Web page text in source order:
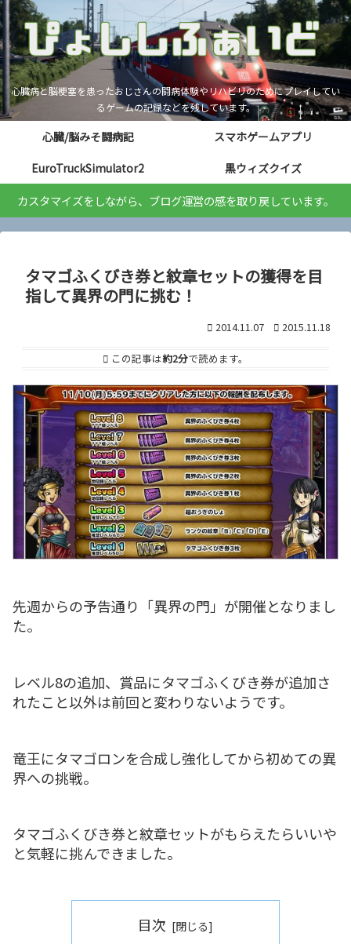
心臓病と脳梗塞を患ったおじさんの闘病体験やリハビリのためにプレイしてい
るゲームの記録などを残しています。
心臓/脳みそ闘病記
スマホゲームアプリ
EuroTruckSimulator2
黒ウィズクイズ
カスタマイズをしながら、ブログ運営の感を取り戻しています。
タマゴふくびき券と紋章セットの獲得を目
指して異界の門に挑む！
2014.11.07 2015.11.18
この記事は約2分で読めます。
先週からの予告通り「異界の門」が開催となりまし
た。
レベル8の追加、賞品にタマゴふくびき券が追加さ
れたこと以外は前回と変わりないようです。
竜王にタマゴロンを合成し強化してから初めての異
界への挑戦。
タマゴふくびき券と紋章セットがもらえたらいいや
と気軽に挑んできました。
目次